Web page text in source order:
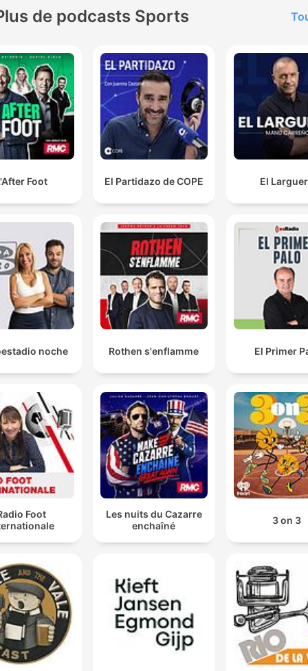
de podcasts Sports
Foot El Partidazo de COPE El
noche Rothen s'enflamme El Primer
Foot
Les nuits du Cazarre
enchaîné
3 on 3